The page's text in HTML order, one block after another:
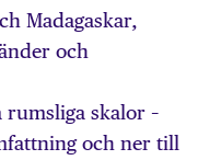
Madagaskar,
och
skalor –
och ner till